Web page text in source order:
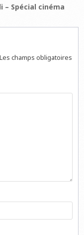
– Spécial cinéma
Les champs obligatoires